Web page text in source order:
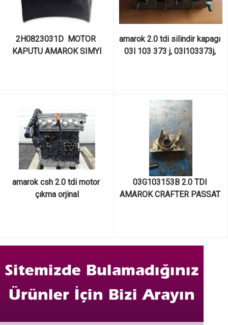
2H0823031D  MOTOR
KAPUTU AMAROK SIMYI
amarok 2.0 tdi silindir kapagı
03l 103 373 j, 03l103373j,
amarok csh 2.0 tdi motor
çıkma orjinal
03G103153B 2.0 TDI
AMAROK CRAFTER PASSAT